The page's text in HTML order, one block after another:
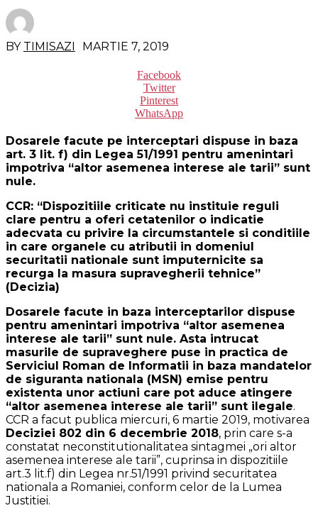
BY TIMISAZI MARTIE 7, 2019
Facebook
Twitter
Pinterest
WhatsApp
Dosarele facute pe interceptari dispuse in baza
art. 3 lit. f) din Legea 51/1991 pentru amenintari
impotriva “altor asemenea interese ale tarii” sunt
nule.
CCR: “Dispozitiile criticate nu instituie reguli
clare pentru a oferi cetatenilor o indicatie
adecvata cu privire la circumstantele si conditiile
in care organele cu atributii in domeniul
securitatii nationale sunt imputernicite sa
recurga la masura supravegherii tehnice”
(Decizia)
Dosarele facute in baza interceptarilor dispuse
pentru amenintari impotriva “altor asemenea
interese ale tarii” sunt nule. Asta intrucat
masurile de supraveghere puse in practica de
Serviciul Roman de Informatii in baza mandatelor
de siguranta nationala (MSN) emise pentru
existenta unor actiuni care pot aduce atingere
“altor asemenea interese ale tarii” sunt ilegale.
CCR a facut publica miercuri, 6 martie 2019, motivarea
Deciziei 802 din 6 decembrie 2018, prin care s-a
constatat neconstitutionalitatea sintagmei „ori altor
asemenea interese ale tarii”, cuprinsa in dispozitiile
art.3 lit.f) din Legea nr.51/1991 privind securitatea
nationala a Romaniei, conform celor de la Lumea
Justitiei.